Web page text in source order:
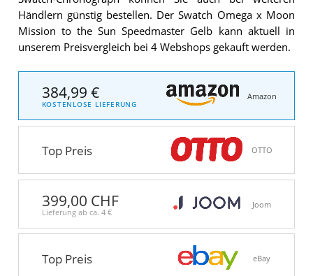
Händlern günstig bestellen. Der Swatch Omega x Moon
Mission to the Sun Speedmaster Gelb kann aktuell in
unserem Preisvergleich bei 4 Webshops gekauft werden.
384,99 €
KOSTENLOSE LIEFERUNG
Amazon
Top Preis OTTO
399,00 CHF
Lieferung ab ca. 4 €
Joom
Top Preis eBay